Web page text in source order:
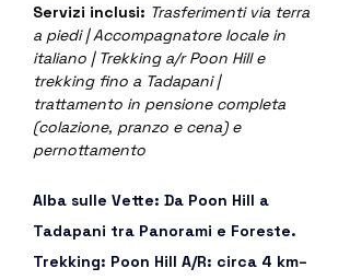
Servizi inclusi: Trasferimenti via terra
a piedi | Accompagnatore locale in
italiano | Trekking a/r Poon Hill e
trekking fino a Tadapani |
trattamento in pensione completa
(colazione, pranzo e cena) e
pernottamento
Alba sulle Vette: Da Poon Hill a
Tadapani tra Panorami e Foreste.
Trekking: Poon Hill A/R: circa 4 km–